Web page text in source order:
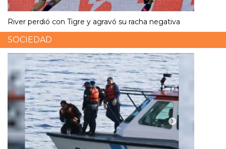
River perdió con Tigre y agravó su racha negativa
SOCIEDAD